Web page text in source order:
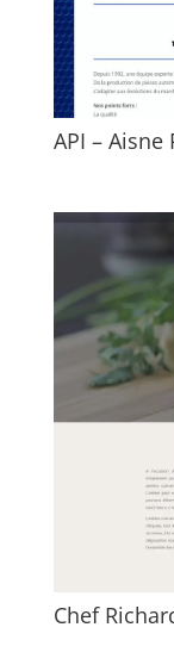
API –
Chef